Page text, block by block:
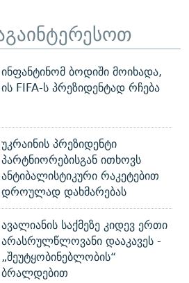
ინფანტინომ ბოდიში მოიხადა,
ის FIFA-ს პრეზიდენტად რჩება
უკრაინის პრეზიდენტი
პარტნიორებისგან ითხოვს
ანტიბალისტიკური რაკეტებით
დროულად დახმარებას
ავალიანის საქმეზე კიდევ ერთი
არასრულწლოვანი დააკავეს -
„შეუტყობინებლობის“
ბრალდებით